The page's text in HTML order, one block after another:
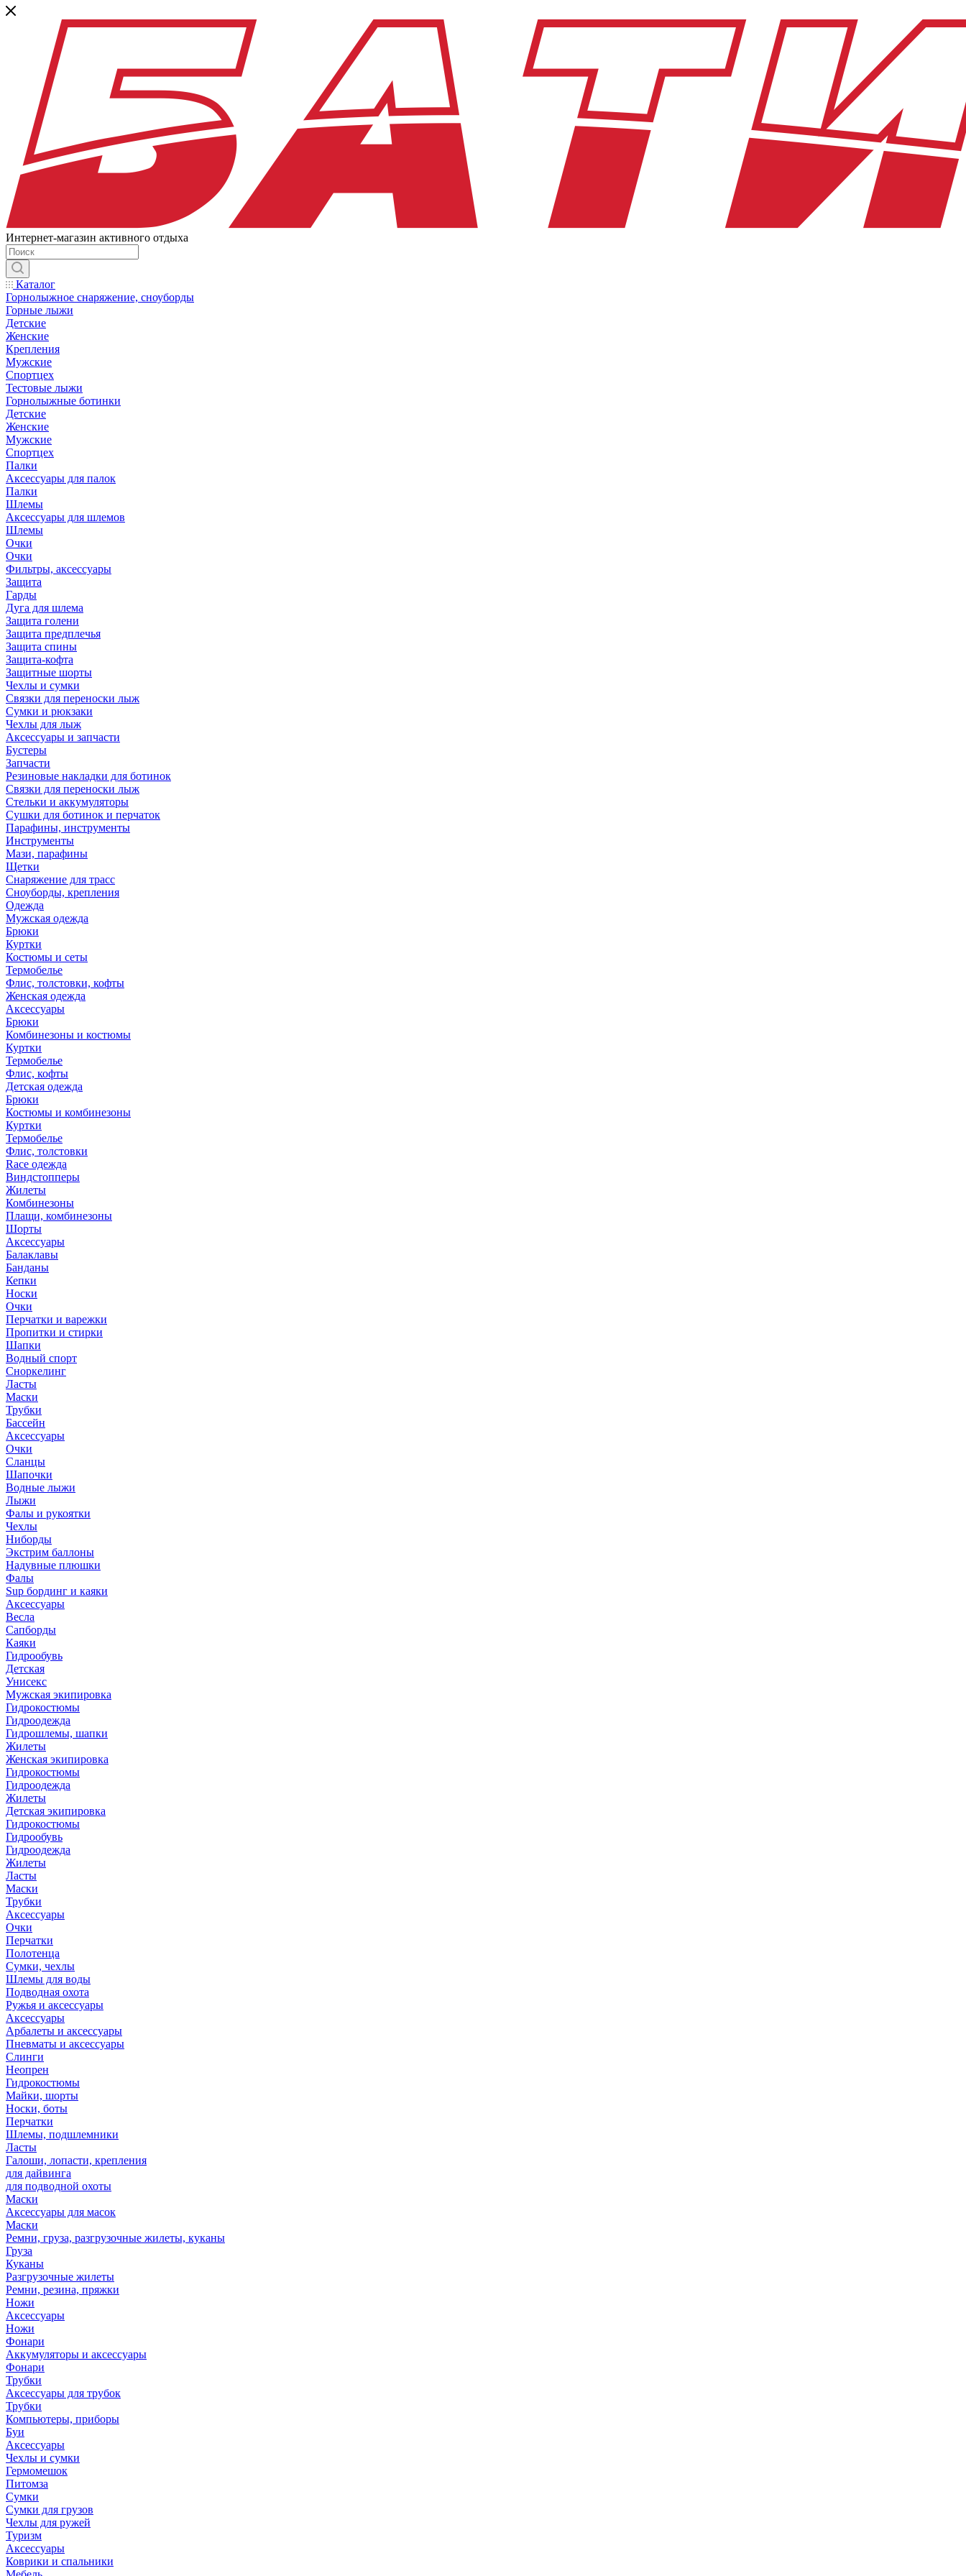
Интернет-магазин активного отдыха
Каталог
Горнолыжное снаряжение, сноуборды
Горные лыжи
Детские
Женские
Крепления
Мужские
Спортцех
Тестовые лыжи
Горнолыжные ботинки
Детские
Женские
Мужские
Спортцех
Палки
Аксессуары для палок
Палки
Шлемы
Аксессуары для шлемов
Шлемы
Очки
Очки
Фильтры, аксессуары
Защита
Гарды
Дуга для шлема
Защита голени
Защита предплечья
Защита спины
Защита-кофта
Защитные шорты
Чехлы и сумки
Связки для переноски лыж
Сумки и рюкзаки
Чехлы для лыж
Аксессуары и запчасти
Бустеры
Запчасти
Резиновые накладки для ботинок
Связки для переноски лыж
Стельки и аккумуляторы
Сушки для ботинок и перчаток
Парафины, инструменты
Инструменты
Мази, парафины
Щетки
Снаряжение для трасс
Сноуборды, крепления
Одежда
Мужская одежда
Брюки
Куртки
Костюмы и сеты
Термобелье
Флис, толстовки, кофты
Женская одежда
Аксессуары
Брюки
Комбинезоны и костюмы
Куртки
Термобелье
Флис, кофты
Детская одежда
Брюки
Костюмы и комбинезоны
Куртки
Термобелье
Флис, толстовки
Race одежда
Виндстопперы
Жилеты
Комбинезоны
Плащи, комбинезоны
Шорты
Аксессуары
Балаклавы
Банданы
Кепки
Носки
Очки
Перчатки и варежки
Пропитки и стирки
Шапки
Водный спорт
Сноркелинг
Ласты
Маски
Трубки
Бассейн
Аксессуары
Очки
Сланцы
Шапочки
Водные лыжи
Лыжи
Фалы и рукоятки
Чехлы
Ниборды
Экстрим баллоны
Надувные плюшки
Фалы
Sup бординг и каяки
Аксессуары
Весла
Сапборды
Каяки
Гидрообувь
Детская
Унисекс
Мужская экипировка
Гидрокостюмы
Гидроодежда
Гидрошлемы, шапки
Жилеты
Женская экипировка
Гидрокостюмы
Гидроодежда
Жилеты
Детская экипировка
Гидрокостюмы
Гидрообувь
Гидроодежда
Жилеты
Ласты
Маски
Трубки
Аксессуары
Очки
Перчатки
Полотенца
Сумки, чехлы
Шлемы для воды
Подводная охота
Ружья и аксессуары
Аксессуары
Арбалеты и аксессуары
Пневматы и аксессуары
Слинги
Неопрен
Гидрокостюмы
Майки, шорты
Носки, боты
Перчатки
Шлемы, подшлемники
Ласты
Галоши, лопасти, крепления
для дайвинга
для подводной охоты
Маски
Аксессуары для масок
Маски
Ремни, груза, разгрузочные жилеты, куканы
Груза
Куканы
Разгрузочные жилеты
Ремни, резина, пряжки
Ножи
Аксессуары
Ножи
Фонари
Аккумуляторы и аксессуары
Фонари
Трубки
Аксессуары для трубок
Трубки
Компьютеры, приборы
Буи
Аксессуары
Чехлы и сумки
Гермомешок
Питомза
Сумки
Сумки для грузов
Чехлы для ружей
Туризм
Аксессуары
Коврики и спальники